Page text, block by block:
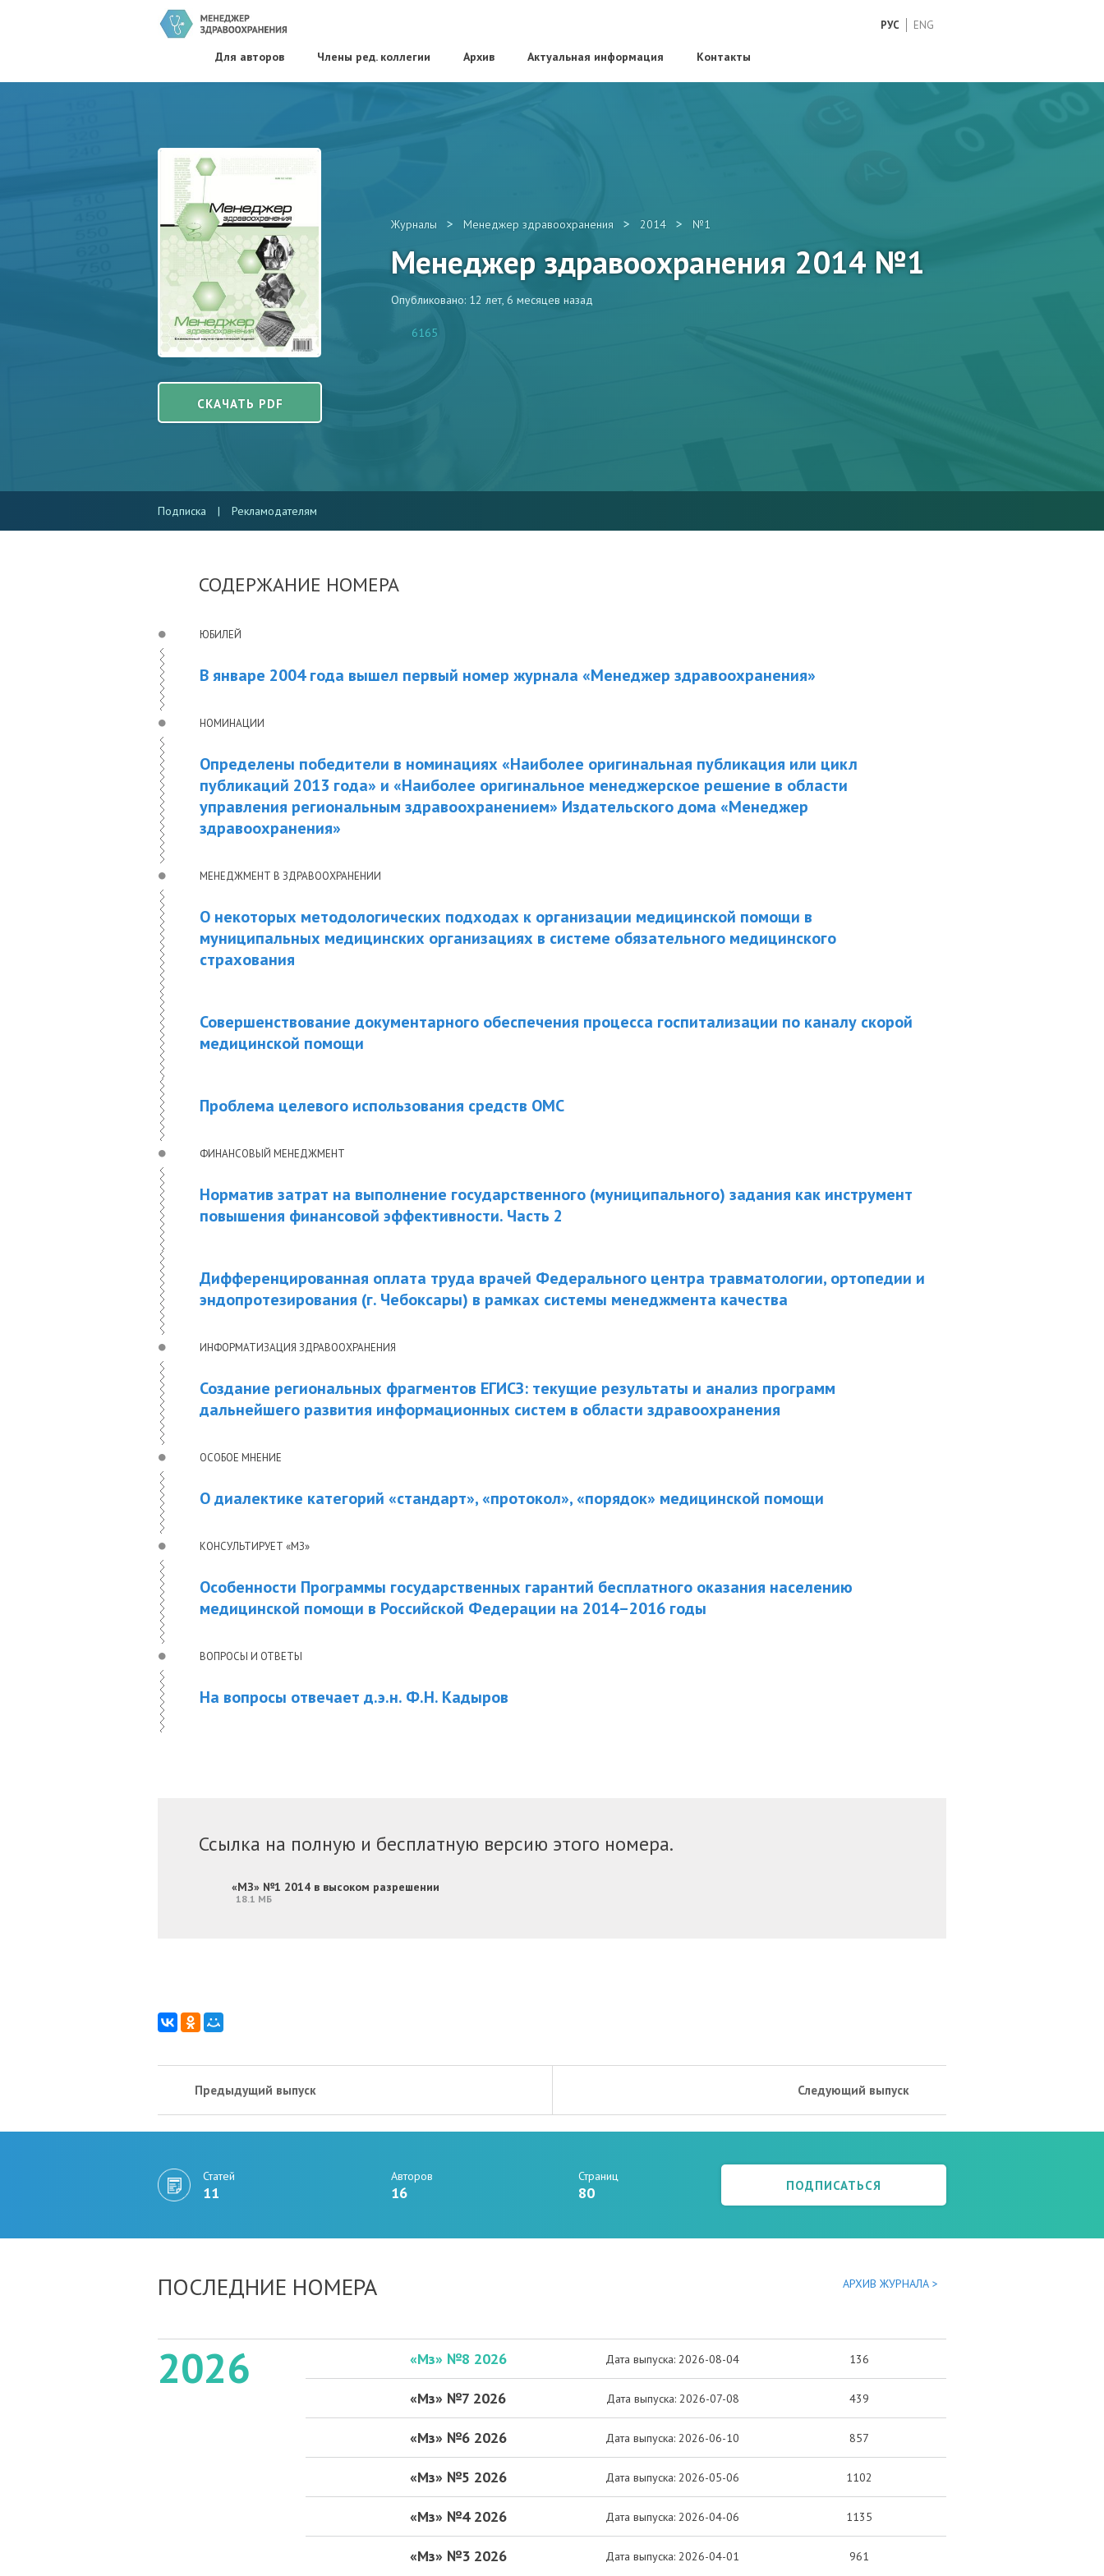
РУС ENG
Для авторов Члены ред. коллегии Архив Актуальная информация Контакты
СКАЧАТЬ PDF
Журналы > Менеджер здравоохранения > 2014 > №1
Менеджер здравоохранения 2014 №1
Опубликовано: 12 лет, 6 месяцев назад
6165
Подписка | Рекламодателям
СОДЕРЖАНИЕ НОМЕРА
ЮБИЛЕЙ
В январе 2004 года вышел первый номер журнала «Менеджер здравоохранения»
НОМИНАЦИИ
Определены победители в номинациях «Наиболее оригинальная публикация или цикл
публикаций 2013 года» и «Наиболее оригинальное менеджерское решение в области
управления региональным здравоохранением» Издательского дома «Менеджер
здравоохранения»
МЕНЕДЖМЕНТ В ЗДРАВООХРАНЕНИИ
О некоторых методологических подходах к организации медицинской помощи в
муниципальных медицинских организациях в системе обязательного медицинского
страхования
Совершенствование документарного обеспечения процесса госпитализации по каналу скорой
медицинской помощи
Проблема целевого использования средств ОМС
ФИНАНСОВЫЙ МЕНЕДЖМЕНТ
Норматив затрат на выполнение государственного (муниципального) задания как инструмент
повышения финансовой эффективности. Часть 2
Дифференцированная оплата труда врачей Федерального центра травматологии, ортопедии и
эндопротезирования (г. Чебоксары) в рамках системы менеджмента качества
ИНФОРМАТИЗАЦИЯ ЗДРАВООХРАНЕНИЯ
Создание региональных фрагментов ЕГИСЗ: текущие результаты и анализ программ
дальнейшего развития информационных систем в области здравоохранения
ОСОБОЕ МНЕНИЕ
О диалектике категорий «стандарт», «протокол», «порядок» медицинской помощи
КОНСУЛЬТИРУЕТ «МЗ»
Особенности Программы государственных гарантий бесплатного оказания населению
медицинской помощи в Российской Федерации на 2014–2016 годы
ВОПРОСЫ И ОТВЕТЫ
На вопросы отвечает д.э.н. Ф.Н. Кадыров
Ссылка на полную и бесплатную версию этого номера.
«МЗ» №1 2014 в высоком разрешении
18.1 МБ
Предыдущий выпуск Следующий выпуск
Статей
11
Авторов
16
Страниц
80 ПОДПИСАТЬСЯ
ПОСЛЕДНИЕ НОМЕРА АРХИВ ЖУРНАЛА >
2026 «Мз» №8 2026 Дата выпуска: 2026-08-04 136
«Мз» №7 2026 Дата выпуска: 2026-07-08 439
«Мз» №6 2026 Дата выпуска: 2026-06-10 857
«Мз» №5 2026 Дата выпуска: 2026-05-06 1102
«Мз» №4 2026 Дата выпуска: 2026-04-06 1135
«Мз» №3 2026 Дата выпуска: 2026-04-01 961